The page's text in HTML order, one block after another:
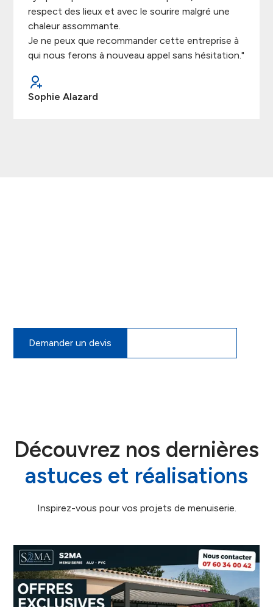
respect des lieux et avec le sourire malgré une
chaleur assommante.
Je ne peux que recommander cette entreprise à
qui nous ferons à nouveau appel sans hésitation."
Sophie Alazard
Demander un devis
Découvrez nos dernières
astuces et réalisations
Inspirez-vous pour vos projets de menuiserie.